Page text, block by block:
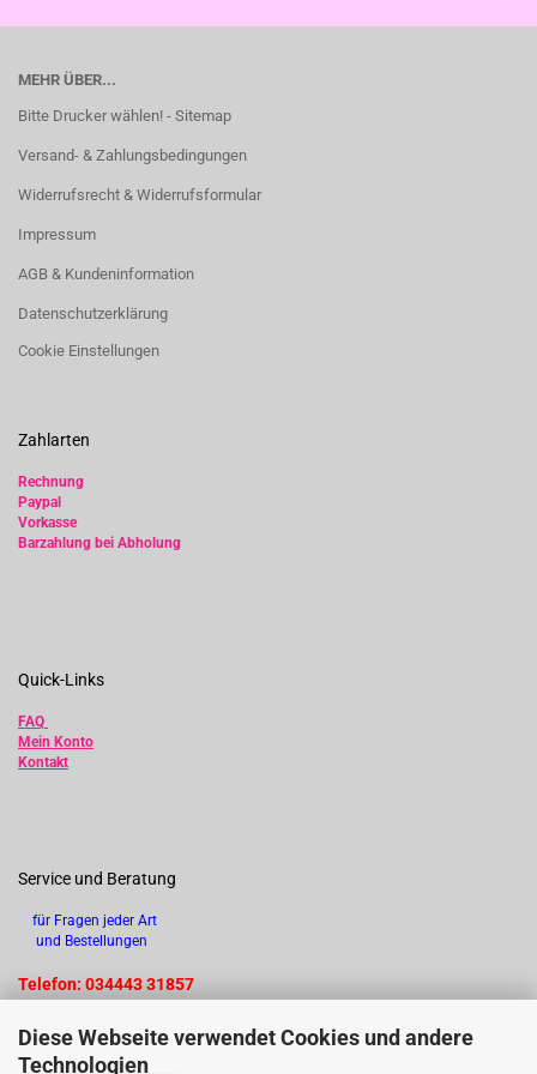
Diese Webseite verwendet Cookies und andere
Technologien
MEHR ÜBER...
Bitte Drucker wählen! - Sitemap
Versand- & Zahlungsbedingungen
Widerrufsrecht & Widerrufsformular
Impressum
AGB & Kundeninformation
Datenschutzerklärung
Cookie Einstellungen
Zahlarten
Rechnung
Paypal
Vorkasse
Barzahlung bei Abholung
Quick-Links
FAQ
Mein Konto
Kontakt
Service und Beratung
für Fragen jeder Art
und Bestellungen
Telefon: 034443 31857